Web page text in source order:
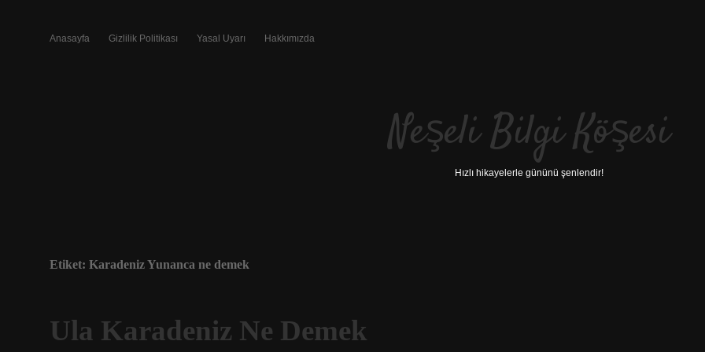
Anasayfa Gizlilik Politikası Yasal Uyarı Hakkımızda
Neşeli Bilgi Köşesi
Hızlı hikayelerle gününü şenlendir!
Etiket: Karadeniz Yunanca ne demek
Ula Karadeniz Ne Demek